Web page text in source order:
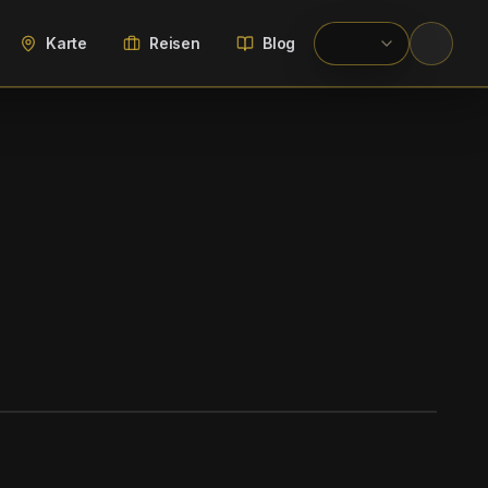
Karte Reisen Blog